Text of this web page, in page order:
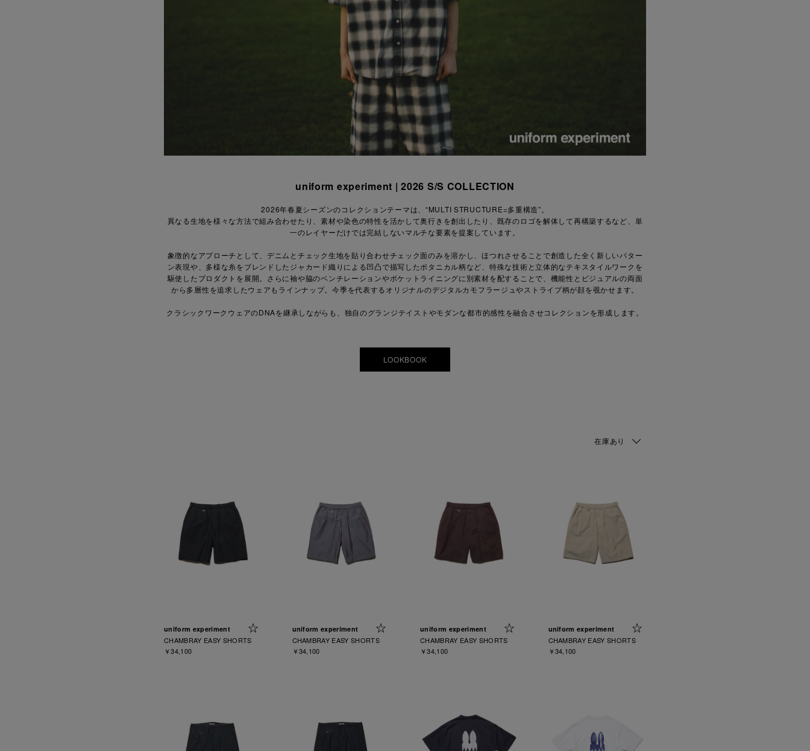
uniform experiment | 2026 S/S COLLECTION
2026年春夏シーズンのコレクションテーマは、“MULTI STRUCTURE=多重構造”。
異なる生地を様々な方法で組み合わせたり、素材や染色の特性を活かして奥行きを創出したり、既存のロゴを解体して再構築するなど、単
一のレイヤーだけでは完結しないマルチな要素を提案しています。
象徴的なアプローチとして、デニムとチェック生地を貼り合わせチェック面のみを溶かし、ほつれさせることで創造した全く新しいパター
ン表現や、多様な糸をブレンドしたジャカード織りによる凹凸で描写したボタニカル柄など、特殊な技術と立体的なテキスタイルワークを
駆使したプロダクトを展開。さらに袖や脇のベンチレーションやポケットライニングに別素材を配することで、機能性とビジュアルの両面
から多層性を追求したウェアもラインナップ。今季を代表するオリジナルのデジタルカモフラージュやストライプ柄が顔を覗かせます。
クラシックワークウェアのDNAを継承しながらも、独自のグランジテイストやモダンな都市的感性を融合させコレクションを形成します。
LOOKBOOK
在庫あり
uniform experiment
CHAMBRAY EASY SHORTS
￥34,100
uniform experiment
CHAMBRAY EASY SHORTS
￥34,100
uniform experiment
CHAMBRAY EASY SHORTS
￥34,100
uniform experiment
CHAMBRAY EASY SHORTS
￥34,100